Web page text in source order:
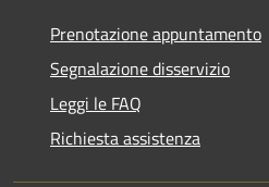
Prenotazione appuntamento
Segnalazione disservizio
Leggi le FAQ
Richiesta assistenza